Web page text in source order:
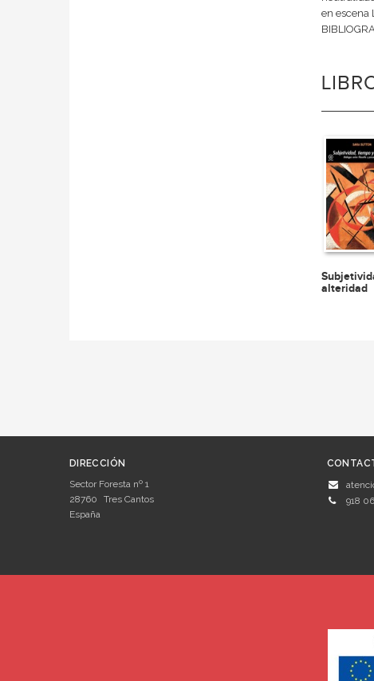
en escena
alteridad
DIRECCIÓN
Sector Foresta nº 1
28760
Tres Cantos
España
918